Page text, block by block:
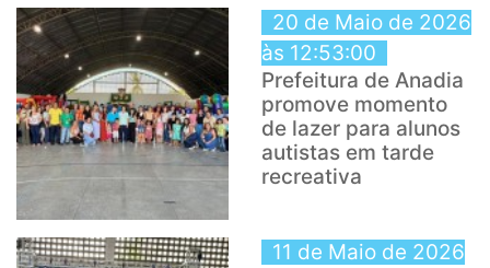
20 de Maio de 2026
às 12:53:00
Prefeitura de Anadia
promove momento
de lazer para alunos
autistas em tarde
recreativa
11 de Maio de 2026